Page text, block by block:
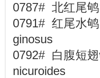
0787# 北红尾
0791# 红尾水
ginosus
0792# 白腹短
nicuroides